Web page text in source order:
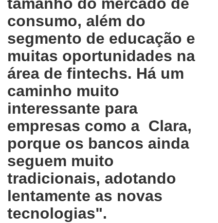
tamanho do mercado de
consumo, além do
segmento de educação e
muitas oportunidades na
área de fintechs. Há um
caminho muito
interessante para
empresas como a Clara,
porque os bancos ainda
seguem muito
tradicionais, adotando
lentamente as novas
tecnologias".